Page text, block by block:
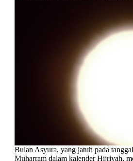
Bulan Asyura, yang jatuh pada
Muharram dalam kalender Hijriyah,